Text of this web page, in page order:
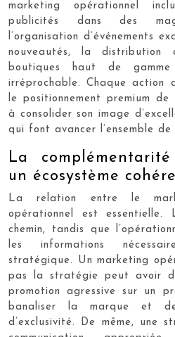
marketing opérationnel
publicités dans des
l’organisation d’événements
nouveautés, la distribution
boutiques haut de
irréprochable. Chaque action
le positionnement premium
à consolider son image
qui font avancer l’ensemble de
La
un écosystème
La relation entre le
opérationnel est
chemin, tandis que
les informations
stratégique. Un marketing
pas la stratégie peut avoir
promotion agressive sur un
banaliser la marque et
d’exclusivité. De même, une